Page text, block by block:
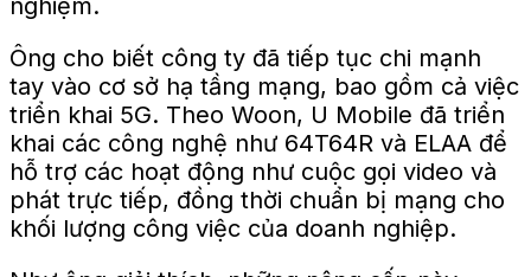
Ông cho biết công ty đã tiếp tục chi mạnh
tay vào cơ sở hạ tầng mạng, bao gồm cả việc
triển khai 5G. Theo Woon, U Mobile đã triển
khai các công nghệ như 64T64R và ELAA để
hỗ trợ các hoạt động như cuộc gọi video và
phát trực tiếp, đồng thời chuẩn bị mạng cho
khối lượng công việc của doanh nghiệp.